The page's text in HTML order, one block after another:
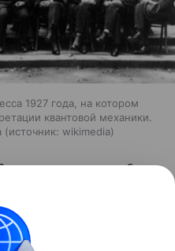
1927 года, на котором
квантовой механики.
источник: wikimedia
магнетаре-зомби,